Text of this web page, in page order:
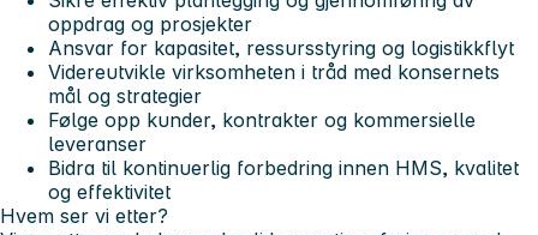
oppdrag og prosjekter
Ansvar for kapasitet, ressursstyring og logistikkflyt
Videreutvikle virksomheten i tråd med konsernets
mål og strategier
Følge opp kunder, kontrakter og kommersielle
leveranser
Bidra til kontinuerlig forbedring innen HMS, kvalitet
og effektivitet
Hvem ser vi etter?